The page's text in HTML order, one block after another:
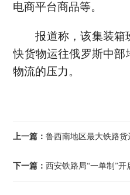
电商平台商品等。
报道称，该集装箱
快货物运往俄罗斯中部
物流的压力。
上一篇：鲁西南地区最大铁路货运枢
下一篇：西安铁路局“一单制”